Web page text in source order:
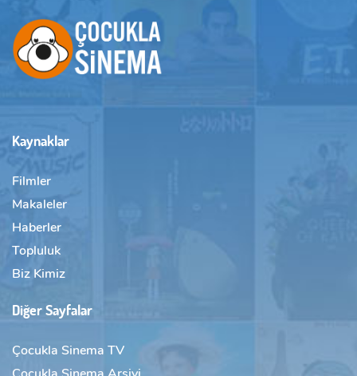
Kaynaklar
Filmler
Makaleler
Haberler
Topluluk
Biz Kimiz
Diğer Sayfalar
Çocukla Sinema TV